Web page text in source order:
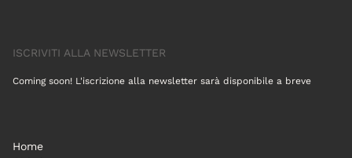
ISCRIVITI ALLA NEWSLETTER
Coming soon! L'iscrizione alla newsletter sarà disponibile a breve
Home